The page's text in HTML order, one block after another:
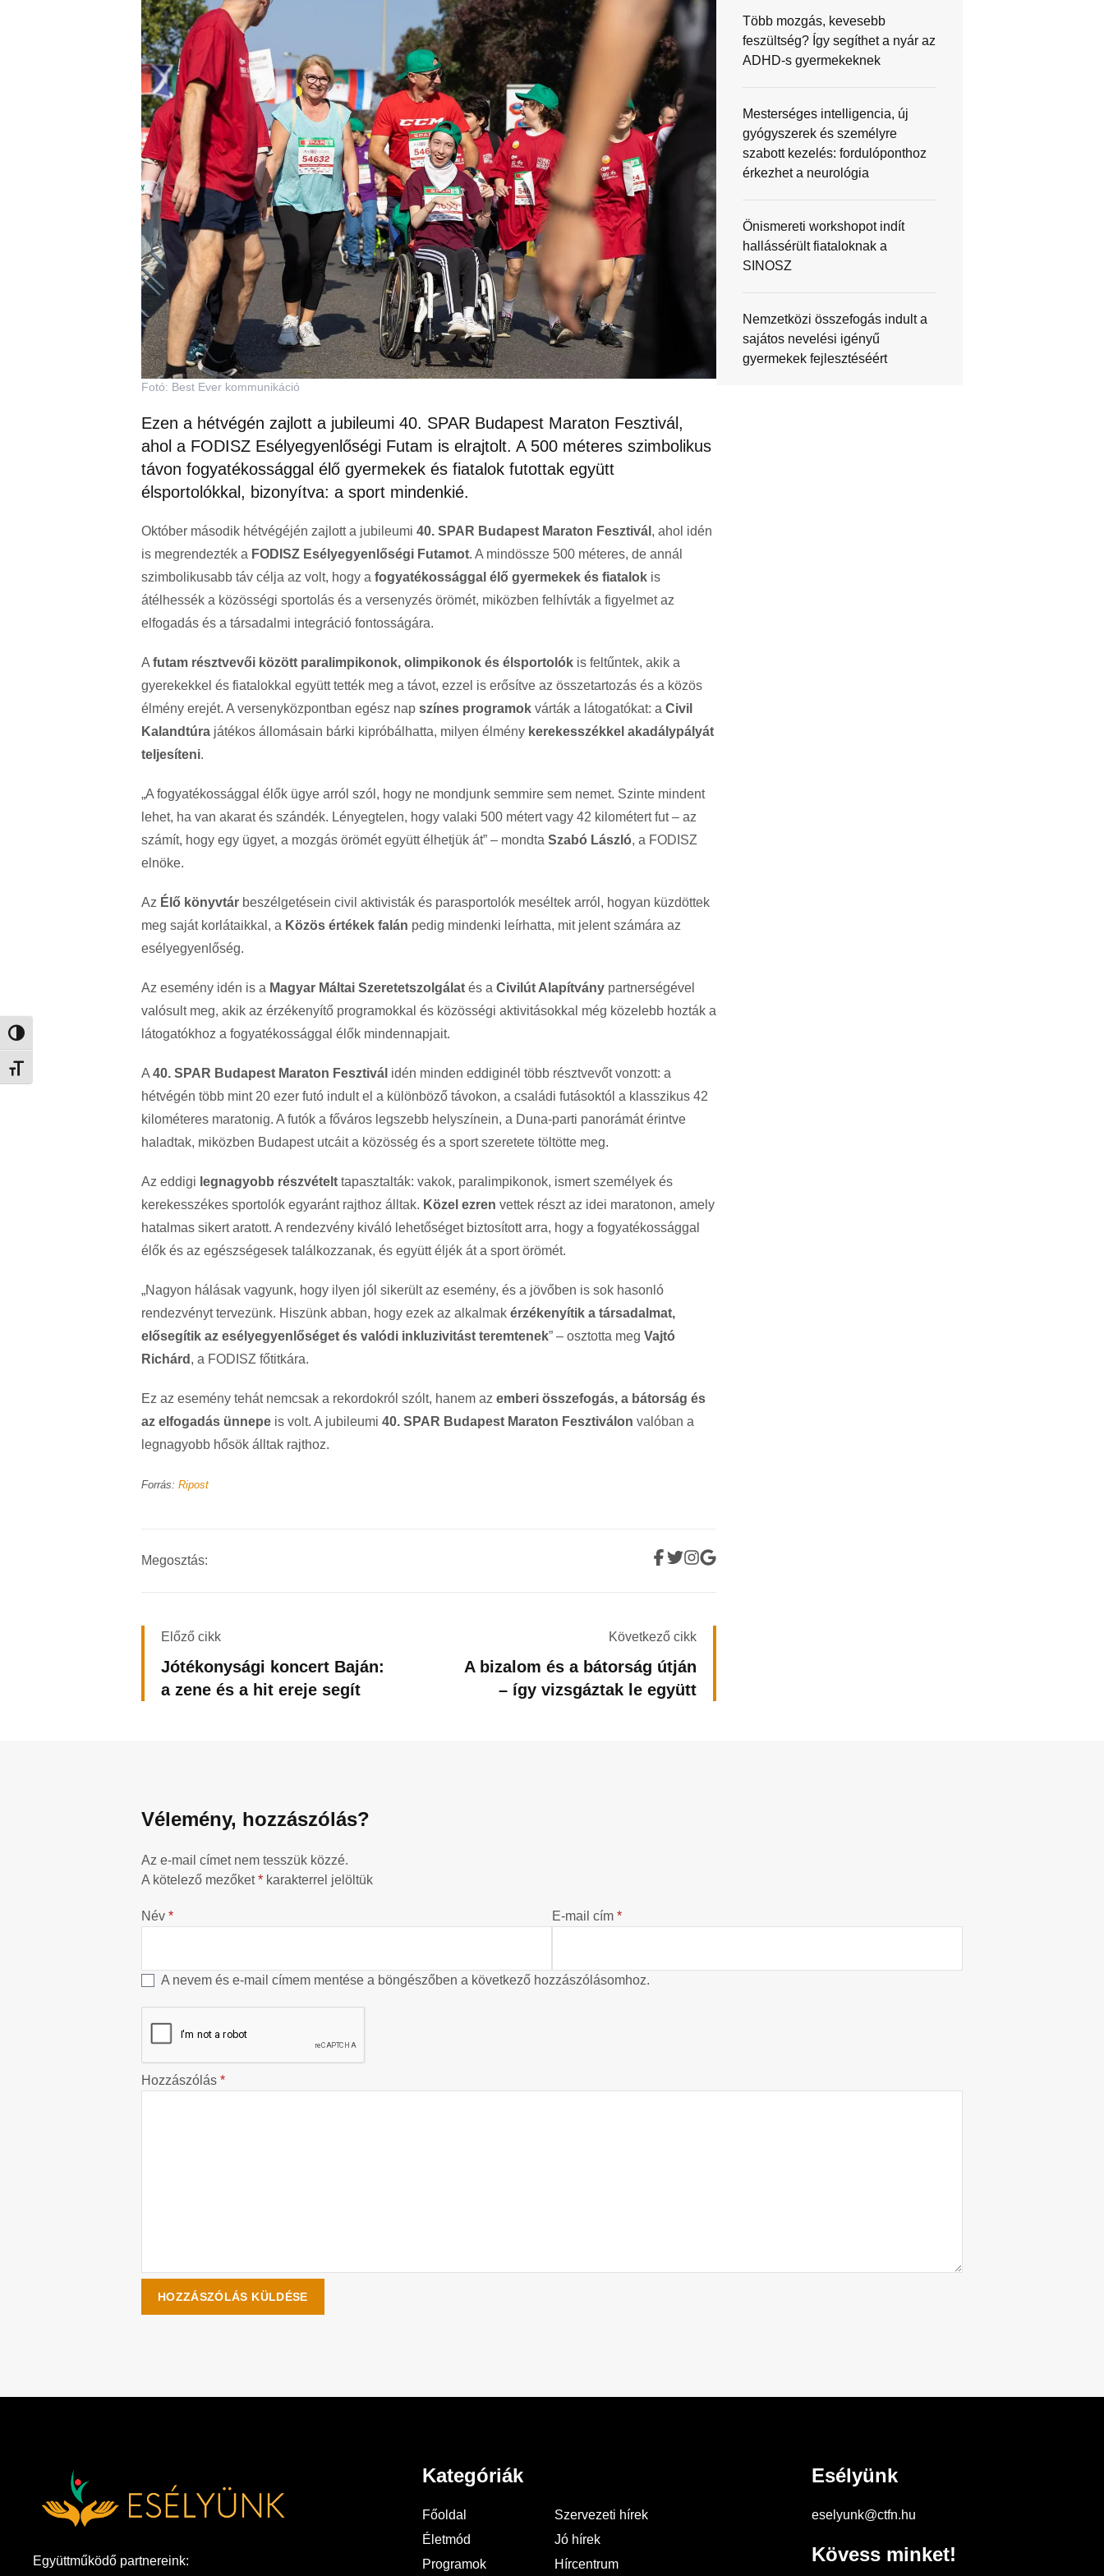
Nagy kontraszt váltása
Betűméret váltása
Fotó: Best Ever kommunikáció
Ezen a hétvégén zajlott a jubileumi 40. SPAR Budapest Maraton Fesztivál,
ahol a FODISZ Esélyegyenlőségi Futam is elrajtolt. A 500 méteres szimbolikus
távon fogyatékossággal élő gyermekek és fiatalok futottak együtt
élsportolókkal, bizonyítva: a sport mindenkié.
Október második hétvégéjén zajlott a jubileumi 40. SPAR Budapest Maraton Fesztivál , ahol idén
is megrendezték a FODISZ Esélyegyenlőségi Futamot. A mindössze 500 méteres, de annál
szimbolikusabb táv célja az volt, hogy a fogyatékossággal élő gyermekek és fiatalok is
átélhessék a közösségi sportolás és a versenyzés örömét, miközben felhívták a figyelmet az
elfogadás és a társadalmi integráció fontosságára.
A futam résztvevői között paralimpikonok, olimpikonok és élsportolók is feltűntek, akik a
gyerekekkel és fiatalokkal együtt tették meg a távot, ezzel is erősítve az összetartozás és a közös
élmény erejét. A versenyközpontban egész nap színes programok várták a látogatókat: a Civil
Kalandtúra játékos állomásain bárki kipróbálhatta, milyen élmény kerekesszékkel akadálypályát
teljesíteni.
„A fogyatékossággal élők ügye arról szól, hogy ne mondjunk semmire sem nemet. Szinte mindent
lehet, ha van akarat és szándék. Lényegtelen, hogy valaki 500 métert vagy 42 kilométert fut – az
számít, hogy egy ügyet, a mozgás örömét együtt élhetjük át” – mondta Szabó László, a FODISZ
elnöke.
Az Élő könyvtár beszélgetésein civil aktivisták és parasportolók meséltek arról, hogyan küzdöttek
meg saját korlátaikkal, a Közös értékek falán pedig mindenki leírhatta, mit jelent számára az
esélyegyenlőség.
Az esemény idén is a Magyar Máltai Szeretetszolgálat és a Civilút Alapítvány partnerségével
valósult meg, akik az érzékenyítő programokkal és közösségi aktivitásokkal még közelebb hozták a
látogatókhoz a fogyatékossággal élők mindennapjait.
A 40. SPAR Budapest Maraton Fesztivál idén minden eddiginél több résztvevőt vonzott: a
hétvégén több mint 20 ezer futó indult el a különböző távokon, a családi futásoktól a klasszikus 42
kilométeres maratonig. A futók a főváros legszebb helyszínein, a Duna-parti panorámát érintve
haladtak, miközben Budapest utcáit a közösség és a sport szeretete töltötte meg.
Az eddigi legnagyobb részvételt tapasztalták: vakok, paralimpikonok, ismert személyek és
kerekesszékes sportolók egyaránt rajthoz álltak. Közel ezren vettek részt az idei maratonon, amely
hatalmas sikert aratott. A rendezvény kiváló lehetőséget biztosított arra, hogy a fogyatékossággal
élők és az egészségesek találkozzanak, és együtt éljék át a sport örömét.
„Nagyon hálásak vagyunk, hogy ilyen jól sikerült az esemény, és a jövőben is sok hasonló
rendezvényt tervezünk. Hiszünk abban, hogy ezek az alkalmak érzékenyítik a társadalmat,
elősegítik az esélyegyenlőséget és valódi inkluzivitást teremtenek” – osztotta meg Vajtó
Richárd , a FODISZ főtitkára.
Ez az esemény tehát nemcsak a rekordokról szólt, hanem az emberi összefogás, a bátorság és
az elfogadás ünnepe is volt. A jubileumi 40. SPAR Budapest Maraton Fesztiválon valóban a
legnagyobb hősök álltak rajthoz.
Forrás: Ripost
Megosztás:
Előző cikk
Jótékonysági koncert Baján:
a zene és a hit ereje segít
Következő cikk
A bizalom és a bátorság útján
– így vizsgáztak le együtt
Több mozgás, kevesebb
feszültség? Így segíthet a nyár az
ADHD-s gyermekeknek
Mesterséges intelligencia, új
gyógyszerek és személyre
szabott kezelés: fordulóponthoz
érkezhet a neurológia
Önismereti workshopot indít
hallássérült fiataloknak a
SINOSZ
Nemzetközi összefogás indult a
sajátos nevelési igényű
gyermekek fejlesztéséért
Vélemény, hozzászólás?
Az e-mail címet nem tesszük közzé.
A kötelező mezőket* karakterrel jelöltük
Név * E-mail cím *
A nevem és e-mail címem mentése a böngészőben a következő hozzászólásomhoz.
Hozzászólás *
Együttműködő partnereink:
Kategóriák
Főoldal
Szervezeti hírek
Életmód
Jó hírek
Programok
Hírcentrum
Esélyünk
eselyunk@ctfn.hu
Kövess minket!